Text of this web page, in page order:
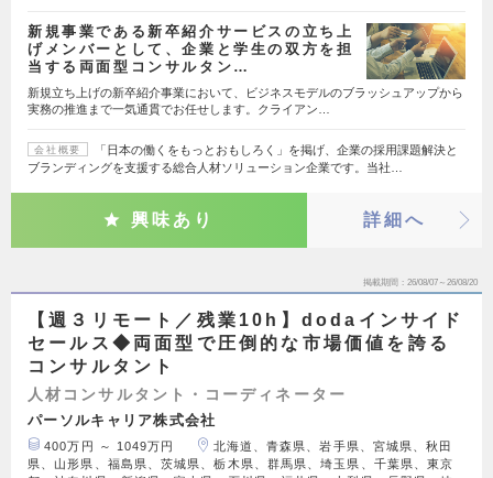
新規事業である新卒紹介サービスの立ち上
げメンバーとして、企業と学生の双方を担
当する両面型コンサルタン…
新規立ち上げの新卒紹介事業において、ビジネスモデルのブラッシュアップから
実務の推進まで一気通貫でお任せします。クライアン…
会社概要
「日本の働くをもっとおもしろく」を掲げ、企業の採用課題解決と
ブランディングを支援する総合人材ソリューション企業です。当社…
興味あり 詳細へ
掲載期間 26/08/07～26/08/20
【週３リモート／残業10h】dodaインサイド
セールス◆両面型で圧倒的な市場価値を誇る
コンサルタント
人材コンサルタント・コーディネーター
パーソルキャリア株式会社
400万円 ～ 1049万円
北海道、青森県、岩手県、宮城県、秋田
県、山形県、福島県、茨城県、栃木県、群馬県、埼玉県、千葉県、東京